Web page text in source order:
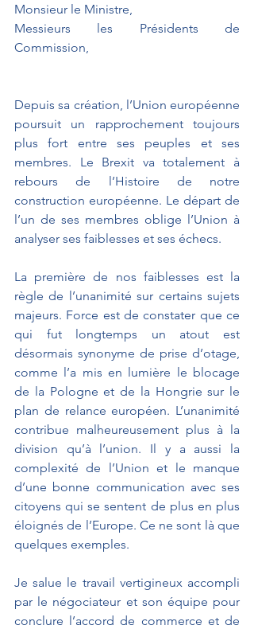
Monsieur le Ministre,
Messieurs les Présidents de
Commission,
Depuis sa création, l’Union européenne
poursuit un rapprochement toujours
plus fort entre ses peuples et ses
membres. Le Brexit va totalement à
rebours de l’Histoire de notre
construction européenne. Le départ de
l’un de ses membres oblige l’Union à
analyser ses faiblesses et ses échecs.
La première de nos faiblesses est la
règle de l’unanimité sur certains sujets
majeurs. Force est de constater que ce
qui fut longtemps un atout est
désormais synonyme de prise d’otage,
comme l’a mis en lumière le blocage
de la Pologne et de la Hongrie sur le
plan de relance européen. L’unanimité
contribue malheureusement plus à la
division qu’à l’union. Il y a aussi la
complexité de l’Union et le manque
d’une bonne communication avec ses
citoyens qui se sentent de plus en plus
éloignés de l’Europe. Ce ne sont là que
quelques exemples.
Je salue le travail vertigineux accompli
par le négociateur et son équipe pour
conclure l’accord de commerce et de